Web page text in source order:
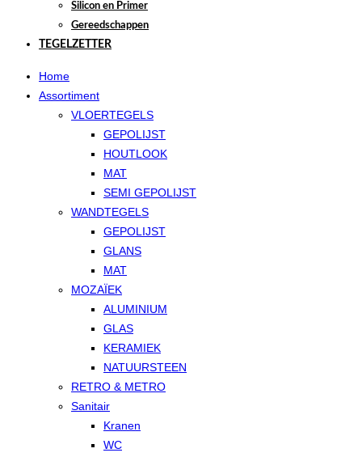
Silicon en Primer
Gereedschappen
TEGELZETTER
Home
Assortiment
VLOERTEGELS
GEPOLIJST
HOUTLOOK
MAT
SEMI GEPOLIJST
WANDTEGELS
GEPOLIJST
GLANS
MAT
MOZAÏEK
ALUMINIUM
GLAS
KERAMIEK
NATUURSTEEN
RETRO & METRO
Sanitair
Kranen
WC